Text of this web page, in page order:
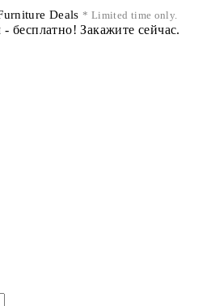
Deals * Limited time only.
бесплатно! Закажите сейчас.